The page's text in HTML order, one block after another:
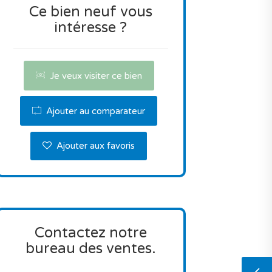
Ce bien neuf vous
intéresse ?
Je veux visiter ce bien
Ajouter au comparateur
Ajouter aux favoris
Contactez notre
bureau des ventes.